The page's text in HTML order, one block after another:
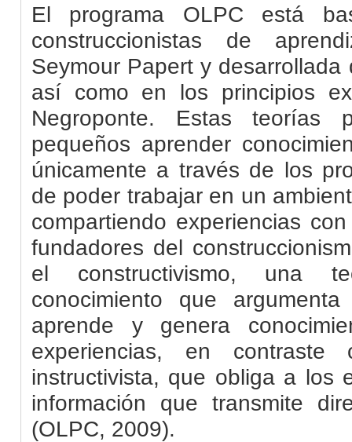
El programa OLPC está
construccionistas de
Seymour Papert y desarrollada
así como en los principios
Negroponte. Estas teorías
pequeños aprender
únicamente a través de los
de poder trabajar en un
compartiendo experiencias
fundadores del
el constructivismo, una
conocimiento que
aprende y genera
experiencias, en contraste
instructivista, que obliga a los
información que transmite
(OLPC, 2009).